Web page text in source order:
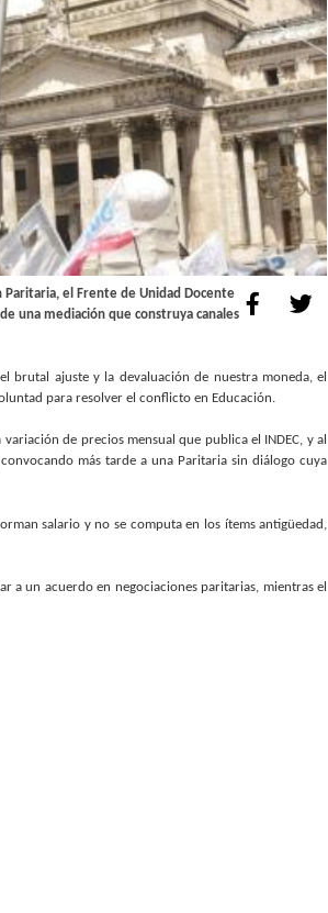
Paritaria, el Frente de Unidad Docente
una mediación que construya canales
brutal ajuste y la devaluación de nuestra moneda, el
para resolver el conflicto en Educación.
de precios mensual que publica el INDEC, y al
más tarde a una Paritaria sin diálogo cuya
salario y no se computa en los ítems antigüedad,
a un acuerdo en negociaciones paritarias, mientras el